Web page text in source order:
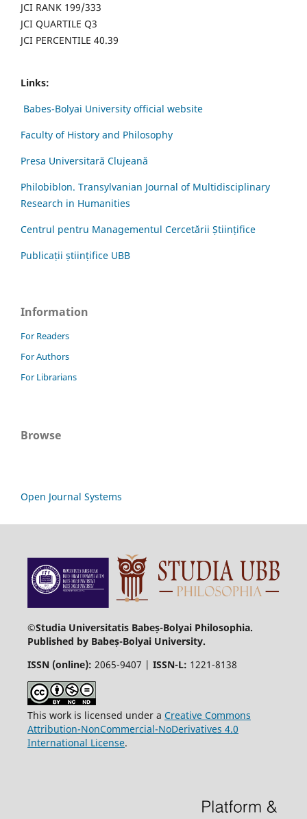
JCI RANK 199/333
JCI QUARTILE Q3
JCI PERCENTILE 40.39
Links:
Babes-Bolyai University official website
Faculty of History and Philosophy
Presa Universitară Clujeană
Philobiblon. Transylvanian Journal of Multidisciplinary
Research in Humanities
Centrul pentru Managementul Cercetării Științifice
Publicații științifice UBB
Information
For Readers
For Authors
For Librarians
Browse
Open Journal Systems
©Studia Universitatis Babeș-Bolyai Philosophia.
Published by Babeș-Bolyai University.
ISSN (online): 2065-9407 | ISSN-L: 1221-8138
This work is licensed under a Creative Commons
Attribution-NonCommercial-NoDerivatives 4.0
International License.